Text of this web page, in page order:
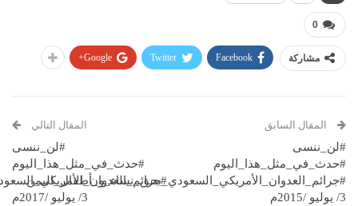
0
مشاركة Facebook
Twitter
Google+
المقال السابق
#لن_ننسى
#حدث_في_مثل_هذا_اليوم
#جرائم_العدوان_الأمريكي_السعودي_بحق_نساء_و_أطفال_اليمن
3/ يوليو /2015م
المقال التالي
#لن_ننسى
#حدث_في_مثل_هذا_اليوم
3/ يوليو /2017م